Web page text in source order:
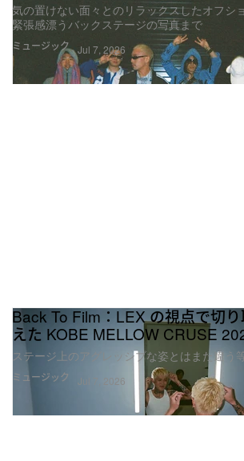
ミュージック
気の置けない面々とのリラックスしたオフシ
緊張感漂うバックステージの写真まで
Jul 7, 2026
ミュージック
Back To Film：LEX の視点で切
えた KOBE MELLOW CRUSE
ステージ上のアグレッシブな姿とはまた違う
Jul 7, 2026